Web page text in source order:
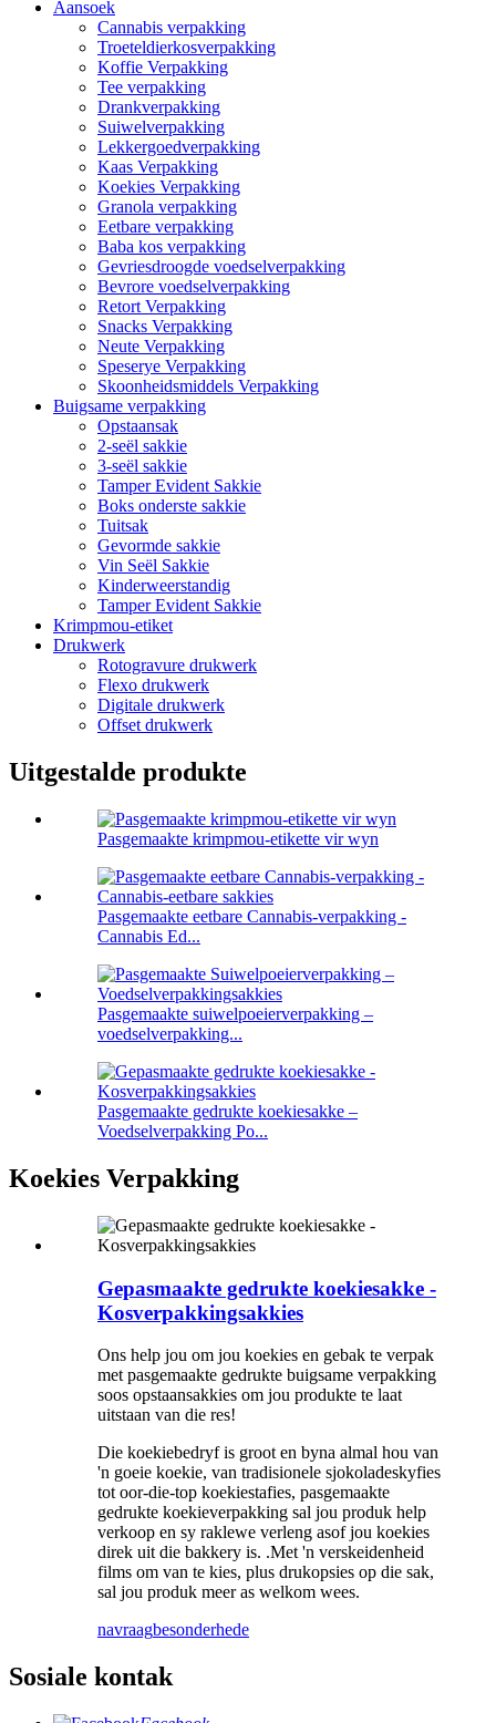
Aansoek
Cannabis verpakking
Troeteldierkosverpakking
Koffie Verpakking
Tee verpakking
Drankverpakking
Suiwelverpakking
Lekkergoedverpakking
Kaas Verpakking
Koekies Verpakking
Granola verpakking
Eetbare verpakking
Baba kos verpakking
Gevriesdroogde voedselverpakking
Bevrore voedselverpakking
Retort Verpakking
Snacks Verpakking
Neute Verpakking
Speserye Verpakking
Skoonheidsmiddels Verpakking
Buigsame verpakking
Opstaansak
2-seël sakkie
3-seël sakkie
Tamper Evident Sakkie
Boks onderste sakkie
Tuitsak
Gevormde sakkie
Vin Seël Sakkie
Kinderweerstandig
Tamper Evident Sakkie
Krimpmou-etiket
Drukwerk
Rotogravure drukwerk
Flexo drukwerk
Digitale drukwerk
Offset drukwerk
Uitgestalde produkte
Pasgemaakte krimpmou-etikette vir wyn
Pasgemaakte eetbare Cannabis-verpakking -
Cannabis Ed...
Pasgemaakte suiwelpoeierverpakking –
voedselverpakking...
Pasgemaakte gedrukte koekiesakke –
Voedselverpakking Po...
Koekies Verpakking
Gepasmaakte gedrukte koekiesakke -
Kosverpakkingsakkies
Ons help jou om jou koekies en gebak te verpak
met pasgemaakte gedrukte buigsame verpakking
soos opstaansakkies om jou produkte te laat
uitstaan ​​van die res!
Die koekiebedryf is groot en byna almal hou van
'n goeie koekie, van tradisionele sjokoladeskyfies
tot oor-die-top koekiestafies, pasgemaakte
gedrukte koekieverpakking sal jou produk help
verkoop en sy raklewe verleng asof jou koekies
direk uit die bakkery is. .Met 'n verskeidenheid
films om van te kies, plus drukopsies op die sak,
sal jou produk meer as welkom wees.
navraagbesonderhede
Sosiale kontak